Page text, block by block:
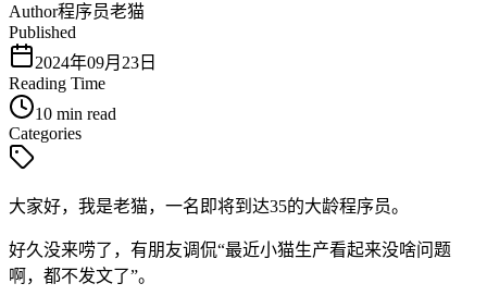
Author程序员老猫
Published
2024年09月23日
Reading Time
10 min read
Categories
大家好，我是老猫，一名即将到达35的大龄程序员。
好久没来唠了，有朋友调侃“最近小猫生产看起来没啥问题
啊，都不发文了”。